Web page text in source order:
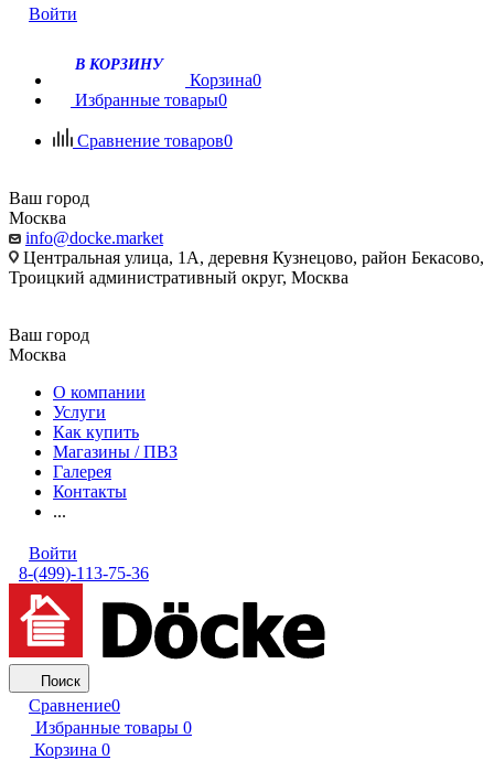
Войти
В КОРЗИНУ
Корзина0
Избранные товары0
Сравнение товаров0
Ваш город
Москва
info@docke.market
Центральная улица, 1А, деревня Кузнецово, район Бекасово,
Троицкий административный округ, Москва
Ваш город
Москва
О компании
Услуги
Как купить
Магазины / ПВЗ
Галерея
Контакты
...
Войти
8-(499)-113-75-36
Поиск
Сравнение0
Избранные товары 0
Корзина 0